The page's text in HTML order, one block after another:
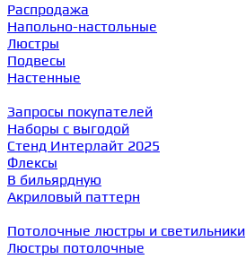
Распродажа
Напольно-настольные
Люстры
Подвесы
Настенные
Запросы покупателей
Наборы с выгодой
Стенд Интерлайт 2025
Флексы
В бильярдную
Акриловый паттерн
Потолочные люстры и светильники
Люстры потолочные